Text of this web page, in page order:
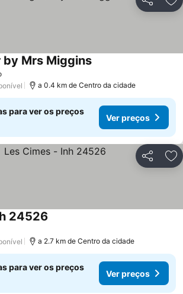
Partilhar
by Mrs MigginsVer preços
a 0.4 km de Centro da cidade
para ver os preços
Ver preços
Partilhar
24526
a 2.7 km de Centro da cidade
para ver os preços
Ver preços